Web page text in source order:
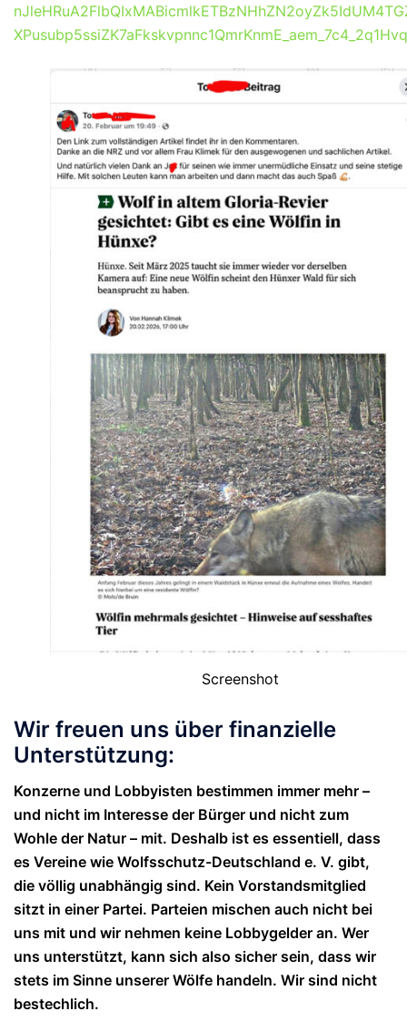
Screenshot
Wir freuen uns über finanzielle
Unterstützung:
Konzerne und Lobbyisten bestimmen immer mehr –
und nicht im Interesse der Bürger und nicht zum
Wohle der Natur – mit. Deshalb ist es essentiell, dass
es Vereine wie Wolfsschutz-Deutschland e. V. gibt,
die völlig unabhängig sind. Kein Vorstandsmitglied
sitzt in einer Partei. Parteien mischen auch nicht bei
uns mit und wir nehmen keine Lobbygelder an. Wer
uns unterstützt, kann sich also sicher sein, dass wir
stets im Sinne unserer Wölfe handeln. Wir sind nicht
bestechlich.